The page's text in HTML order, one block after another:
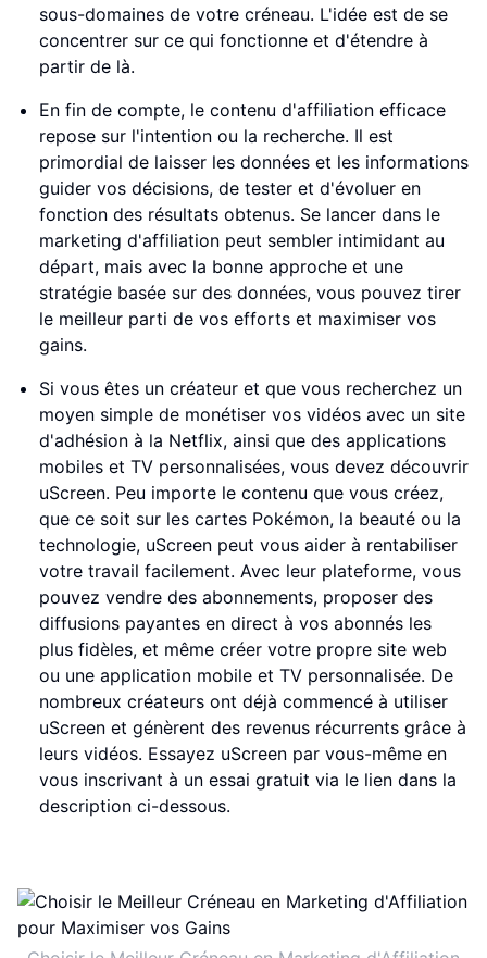
sous-domaines de votre créneau. L'idée est de se
concentrer sur ce qui fonctionne et d'étendre à
partir de là.
En fin de compte, le contenu d'affiliation efficace
repose sur l'intention ou la recherche. Il est
primordial de laisser les données et les informations
guider vos décisions, de tester et d'évoluer en
fonction des résultats obtenus. Se lancer dans le
marketing d'affiliation peut sembler intimidant au
départ, mais avec la bonne approche et une
stratégie basée sur des données, vous pouvez tirer
le meilleur parti de vos efforts et maximiser vos
gains.
Si vous êtes un créateur et que vous recherchez un
moyen simple de monétiser vos vidéos avec un site
d'adhésion à la Netflix, ainsi que des applications
mobiles et TV personnalisées, vous devez découvrir
uScreen. Peu importe le contenu que vous créez,
que ce soit sur les cartes Pokémon, la beauté ou la
technologie, uScreen peut vous aider à rentabiliser
votre travail facilement. Avec leur plateforme, vous
pouvez vendre des abonnements, proposer des
diffusions payantes en direct à vos abonnés les
plus fidèles, et même créer votre propre site web
ou une application mobile et TV personnalisée. De
nombreux créateurs ont déjà commencé à utiliser
uScreen et génèrent des revenus récurrents grâce à
leurs vidéos. Essayez uScreen par vous-même en
vous inscrivant à un essai gratuit via le lien dans la
description ci-dessous.